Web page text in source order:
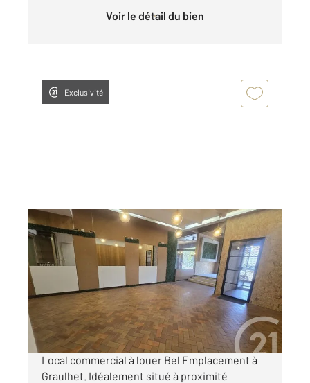
Voir le détail du bien
Exclusivité
GRAULHET 81
0 m , 2 pièces
Ref : 14036
Local à louer
550 €
par mois charges comprises
Local commercial à louer Bel Emplacement à
Graulhet. Idéalement situé à proximité